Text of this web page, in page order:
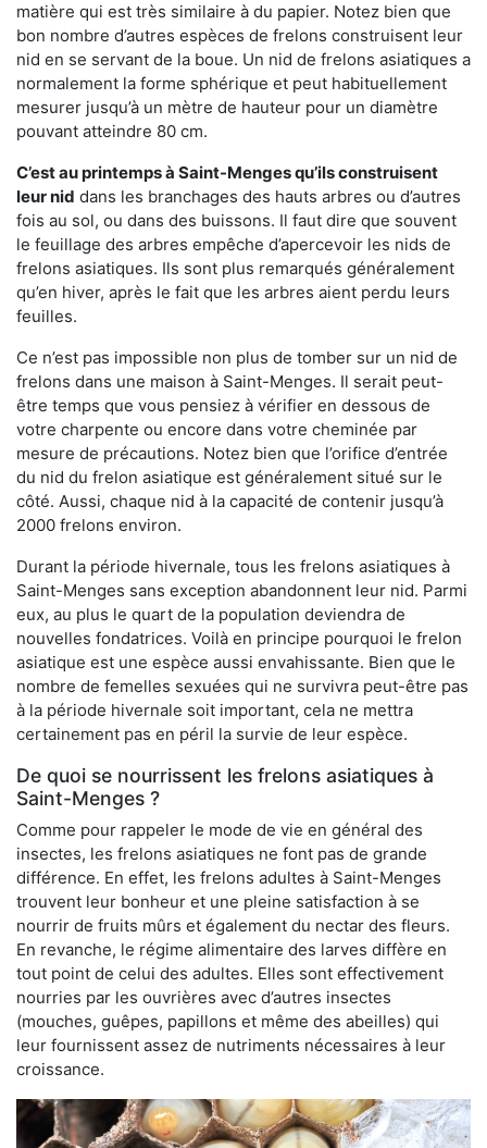
matière qui est très similaire à du papier. Notez bien que
bon nombre d’autres espèces de frelons construisent leur
nid en se servant de la boue. Un nid de frelons asiatiques a
normalement la forme sphérique et peut habituellement
mesurer jusqu’à un mètre de hauteur pour un diamètre
pouvant atteindre 80 cm.
C’est au printemps à Saint-Menges qu’ils construisent
leur nid dans les branchages des hauts arbres ou d’autres
fois au sol, ou dans des buissons. Il faut dire que souvent
le feuillage des arbres empêche d’apercevoir les nids de
frelons asiatiques. Ils sont plus remarqués généralement
qu’en hiver, après le fait que les arbres aient perdu leurs
feuilles.
Ce n’est pas impossible non plus de tomber sur un nid de
frelons dans une maison à Saint-Menges. Il serait peut-
être temps que vous pensiez à vérifier en dessous de
votre charpente ou encore dans votre cheminée par
mesure de précautions. Notez bien que l’orifice d’entrée
du nid du frelon asiatique est généralement situé sur le
côté. Aussi, chaque nid à la capacité de contenir jusqu’à
2000 frelons environ.
Durant la période hivernale, tous les frelons asiatiques à
Saint-Menges sans exception abandonnent leur nid. Parmi
eux, au plus le quart de la population deviendra de
nouvelles fondatrices. Voilà en principe pourquoi le frelon
asiatique est une espèce aussi envahissante. Bien que le
nombre de femelles sexuées qui ne survivra peut-être pas
à la période hivernale soit important, cela ne mettra
certainement pas en péril la survie de leur espèce.
De quoi se nourrissent les frelons asiatiques à
Saint-Menges ?
Comme pour rappeler le mode de vie en général des
insectes, les frelons asiatiques ne font pas de grande
différence. En effet, les frelons adultes à Saint-Menges
trouvent leur bonheur et une pleine satisfaction à se
nourrir de fruits mûrs et également du nectar des fleurs.
En revanche, le régime alimentaire des larves diffère en
tout point de celui des adultes. Elles sont effectivement
nourries par les ouvrières avec d’autres insectes
(mouches, guêpes, papillons et même des abeilles) qui
leur fournissent assez de nutriments nécessaires à leur
croissance.